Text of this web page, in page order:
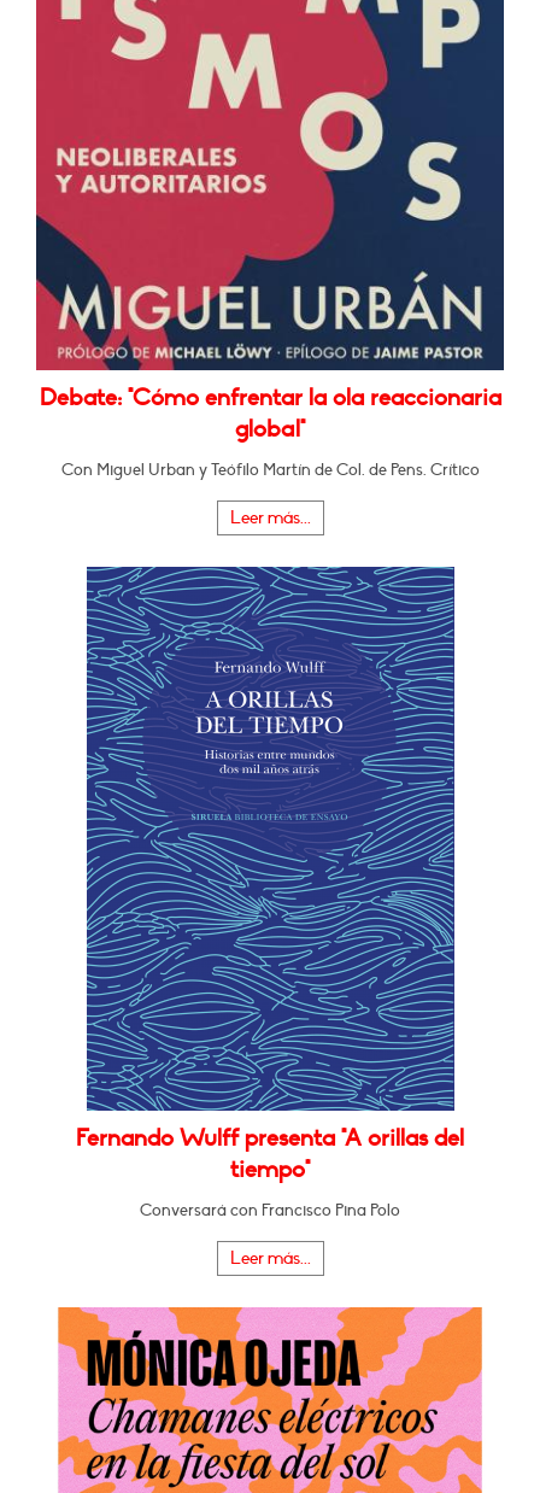
Debate: "Cómo enfrentar la ola reaccionaria
global"
Con Miguel Urban y Teófilo Martín de Col. de Pens. Crítico
Leer más...
Fernando Wulff presenta "A orillas del
tiempo"
Conversará con Francisco Pina Polo
Leer más...